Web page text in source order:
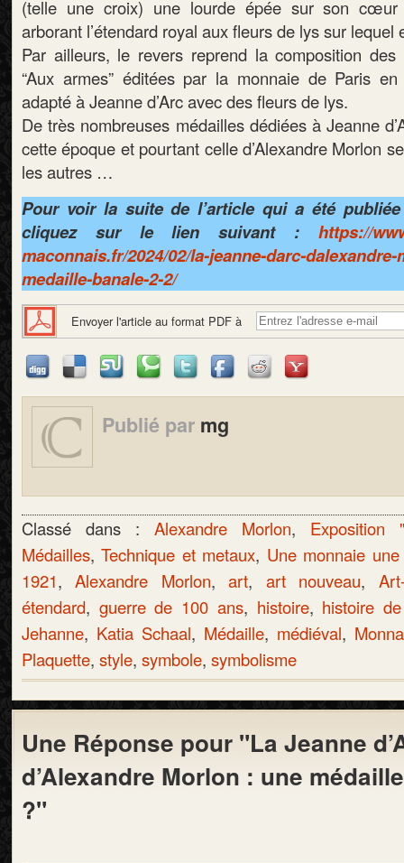
(telle une croix) une lourde épée sur son
arborant l’étendard royal aux fleurs de lys sur lequel
Par ailleurs, le revers reprend la composition des
“Aux armes” éditées par la monnaie de Paris
adapté à Jeanne d’Arc avec des fleurs de lys.
De très nombreuses médailles dédiées à Jeanne
cette époque et pourtant celle d’Alexandre Morlon
les autres …
Pour voir la suite de l’article qui a été
cliquez sur le lien suivant : https://
maconnais.fr/2024/02/la-jeanne-darc-
medaille-banale-2-2/
Envoyer l'article au format PDF à
Publié par mg
Classé dans : Alexandre Morlon, Exposition
Médailles,Technique et metaux, Une monnaie
1921,Alexandre Morlon,art, art nouveau,
étendard, guerre de 100 ans, histoire, histoire
Jehanne, Katia Schaal, Médaille, médiéval,
Plaquette, style, symbole, symbolisme
Une Réponse pour "La Jeanne
d’Alexandre Morlon : une
?"